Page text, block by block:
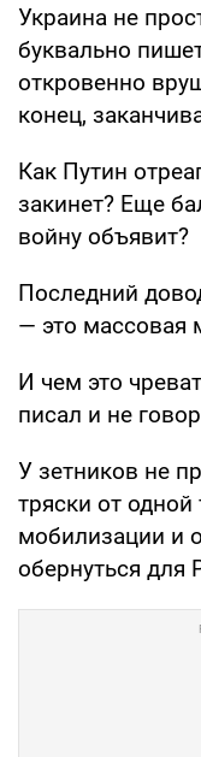
Украина не
буквально
откровенно
конец,
Как Путин
закинет? Еще
войну объявит?
Последний
— это массовая
И чем это
писал и не
У зетников не
тряски от
мобилизации и
обернуться для